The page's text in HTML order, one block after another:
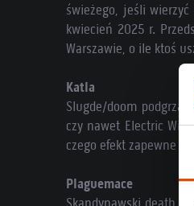
świeżego, jeśli
kwiecień 2025 r.
Warszawie, o ile ktoś
Katla
Slugde/doom
czy nawet Electric
czego efekt zapewne
Plaguemace